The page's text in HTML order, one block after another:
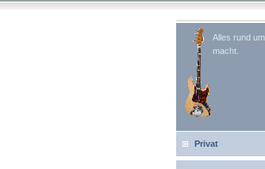
Alles rund
macht.
Privat